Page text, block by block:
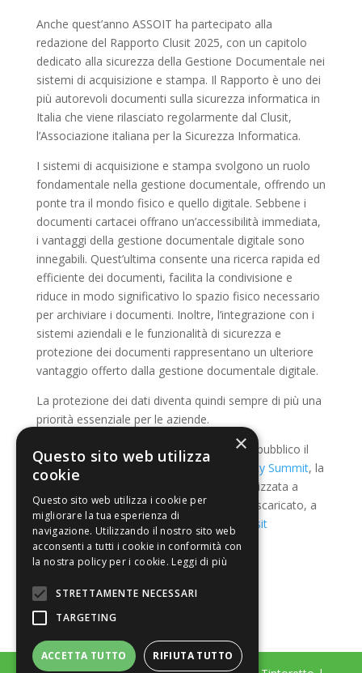
Anche quest’anno ASSOIT ha partecipato alla
redazione del Rapporto Clusit 2025, con un capitolo
dedicato alla sicurezza della Gestione Documentale nei
sistemi di acquisizione e stampa. Il Rapporto è uno dei
più autorevoli documenti sulla sicurezza informatica in
Italia che viene rilasciato regolarmente dal Clusit,
l’Associazione italiana per la Sicurezza Informatica.
I sistemi di acquisizione e stampa svolgono un ruolo
fondamentale nella gestione documentale, offrendo un
ponte tra il mondo fisico e quello digitale. Sebbene i
documenti cartacei offrano un’accessibilità immediata,
i vantaggi della gestione documentale digitale sono
innegabili. Quest’ultima consente una ricerca rapida ed
efficiente dei documenti, facilita la condivisione e
riduce in modo significativo lo spazio fisico necessario
per archiviare i documenti. Inoltre, l’integrazione con i
sistemi aziendali e le funzionalità di sicurezza e
protezione dei documenti rappresentano un ulteriore
vantaggio offerto dalla gestione documentale digitale.
La protezione dei dati diventa quindi sempre di più una
priorità essenziale per le aziende.
Il Rapporto Clusit 2025 sarà presentato al pubblico il
prossimo 11 marzo, in apertura del
Security Summit, la
tre giorni dedicata alla cybersecurity organizzata a
Milano da Clusit. Il Rapporto potrà essere scaricato, a
partire dalle 12:00, suclusit.it/rapporto-clusit
×
Questo sito web utilizza
cookie
Questo sito web utilizza i cookie per
migliorare la tua esperienza di
navigazione. Utilizzando il nostro sito web
acconsenti a tutti i cookie in conformità con
la nostra policy per i cookie. Leggi di più
STRETTAMENTE NECESSARI
TARGETING
ACCETTA TUTTO RIFIUTA TUTTO